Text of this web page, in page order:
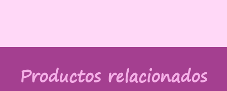
Productos relacionados